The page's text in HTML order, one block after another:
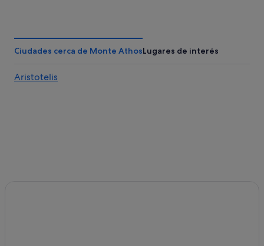
Ciudades cerca de Monte AthosLugares de interés
Aristotelis